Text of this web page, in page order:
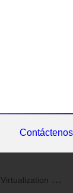
Contáctenos
2010...